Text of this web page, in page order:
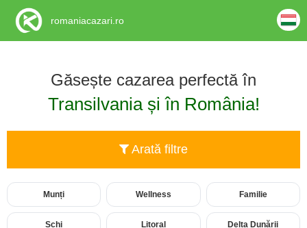
Găsește cazarea perfectă în
Transilvania și în România!
Arată filtre
Munți Wellness Familie
Schi Litoral Delta Dunării
romaniacazari.ro